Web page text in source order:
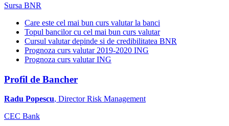
Sursa BNR
Care este cel mai bun curs valutar la banci
Topul bancilor cu cel mai bun curs valutar
Cursul valutar depinde si de credibilitatea BNR
Prognoza curs valutar 2019-2020 ING
Prognoza curs valutar ING
Profil de Bancher
Radu Popescu, Director Risk Management
CEC Bank